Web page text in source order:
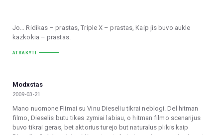
Jo… Ridikas – prastas, Triple X – prastas, Kaip jis buvo aukle
kazkokia – prastas.
ATSAKYTI
Modxstas
2009-03-21
Mano nuomone Flimai su Vinu Dieseliu tikrai neblogi. Del hitman
filmo, Dieselis butu tikes zymiai labiau, o hitman filmo scenarijus
buvo tikrai geras, bet aktorius turejo but naturalus plikis kaip